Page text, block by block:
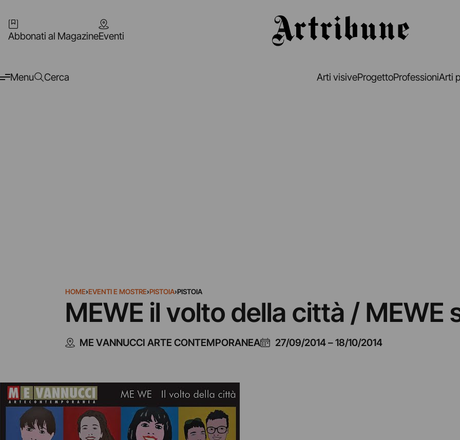
Abbonati al MagazineEventi
Menu Cerca Arti visiveProgettoProfessioniArti
HOME›EVENTI E MOSTRE›PISTOIA›PISTOIA
MEWE il volto della città / MEWE
ME VANNUCCI ARTE CONTEMPORANEA 27/09/2014–18/10/2014